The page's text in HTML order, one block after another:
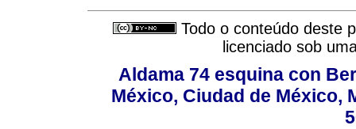
Todo o conteúdo deste
licenciado sob
Aldama 74 esquina con
México, Ciudad de México,